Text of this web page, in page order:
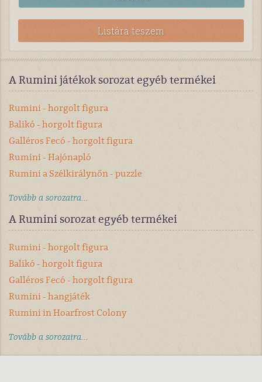
Listára teszem
A Rumini játékok sorozat egyéb termékei
Rumini - horgolt figura
Balikó - horgolt figura
Galléros Fecó - horgolt figura
Rumini - Hajónapló
Rumini a Szélkirálynőn - puzzle
Tovább a sorozatra...
A Rumini sorozat egyéb termékei
Rumini - horgolt figura
Balikó - horgolt figura
Galléros Fecó - horgolt figura
Rumini - hangjáték
Rumini in Hoarfrost Colony
Tovább a sorozatra...